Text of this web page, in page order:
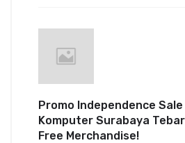
Promo Independence Sale
Komputer Surabaya
Free Merchandise!